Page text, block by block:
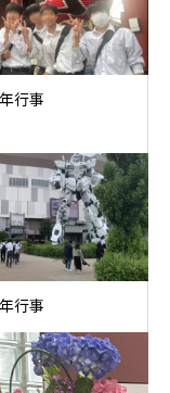
行事
行事